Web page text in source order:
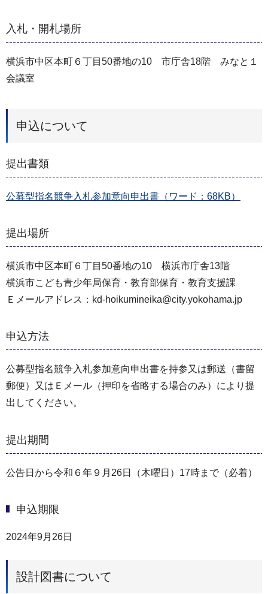
入札・開札場所
横浜市中区本町６丁目50番地の10 市庁舎18階 みなと１
会議室
申込について
提出書類
公募型指名競争入札参加意向申出書（ワード：68KB）
提出場所
横浜市中区本町６丁目50番地の10 横浜市庁舎13階
横浜市こども青少年局保育・教育部保育・教育支援課
Ｅメールアドレス：kd-hoikumineika@city.yokohama.jp
申込方法
公募型指名競争⼊札参加意向申出書を持参⼜は郵送（書留
郵便）又はＥメール（押印を省略する場合のみ）により提
出してください。
提出期間
公告日から令和６年９月26日（木曜日）17時まで（必着）
申込期限
2024年9月26日
設計図書について